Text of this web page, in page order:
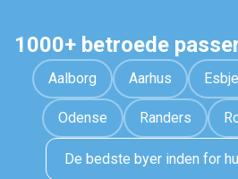
1000+ betroede
Aalborg Aarhus
Odense Randers
De bedste byer inden for